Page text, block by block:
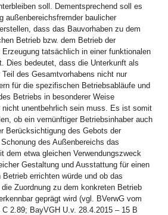
soll. Dementsprechend soll es
außenbereichsfremder baulicher
dass das Bauvorhaben zu dem
Betrieb bzw. dem Betrieb der
Erzeugung tatsächlich in einer funktionalen
Dies bedeutet, dass die Unterkunft als
des Gesamtvorhabens nicht nur
für die spezifischen Betriebsabläufe und
Betriebs in besonderer Weise
nicht unentbehrlich sein muss. Es ist somit
ob ein vernünftiger Betriebsinhaber auch
Berücksichtigung des Gebots der
des Außenbereichs das
dem etwa gleichen Verwendungszweck
Gestaltung und Ausstattung für einen
Betrieb errichten würde und ob das
Zuordnung zu dem konkreten Betrieb
geprägt wird (vgl. BVerwG vom
C 2.89; BayVGH U.v. 28.4.2015 – 15 B